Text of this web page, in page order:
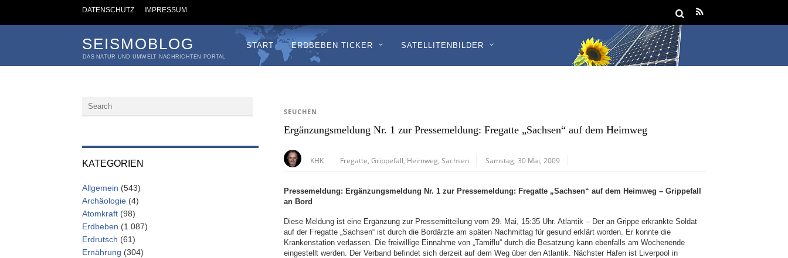
DATENSCHUTZ IMPRESSUM
SEISMOBLOG
DAS NATUR UND UMWELT NACHRICHTEN PORTAL
START ERDBEBEN TICKER SATELLITENBILDER
SEUCHEN
Ergänzungsmeldung Nr. 1 zur Pressemeldung: Fregatte „Sachsen“ auf dem Heimweg
KHK Fregatte ,Grippefall Heimweg ,Sachsen Samstag, 30 Mai, 2009
Pressemeldung: Ergänzungsmeldung Nr. 1 zur Pressemeldung: Fregatte „Sachsen“ auf dem Heimweg – Grippefall
an Bord
Diese Meldung ist eine Ergänzung zur Pressemitteilung vom 29. Mai, 15:35 Uhr. Atlantik – Der an Grippe erkrankte Soldat
auf der Fregatte „Sachsen“ ist durch die Bordärzte am späten Nachmittag für gesund erklärt worden. Er konnte die
Krankenstation verlassen. Die freiwillige Einnahme von „Tamiflu“ durch die Besatzung kann ebenfalls am Wochenende
eingestellt werden. Der Verband befindet sich derzeit auf dem Weg über den Atlantik. Nächster Hafen ist Liverpool in
KATEGORIEN
Allgemein (543)
Archäologie (4)
Atomkraft (98)
Erdbeben (1.087)
Erdrutsch (61)
Ernährung (304)